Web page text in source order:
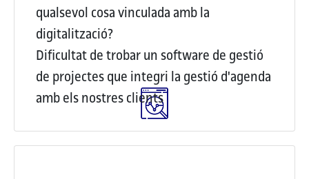
qualsevol cosa vinculada amb la
digitalització?
Dificultat de trobar un software de gestió
de projectes que integri la gestió d'agenda
amb els nostres clients